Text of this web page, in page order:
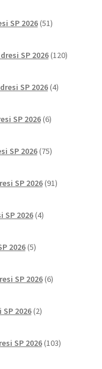
strani
SP 2026 51izdelkov
SP 2026 120izdelkov
SP 2026 4izdelki
SP 2026 6izdelkov
SP 2026 75izdelkov
SP 2026 91izdelkov
SP 2026 4izdelki
2026 5izdelkov
SP 2026 6izdelkov
2026 2izdelka
SP 2026 103izdelki